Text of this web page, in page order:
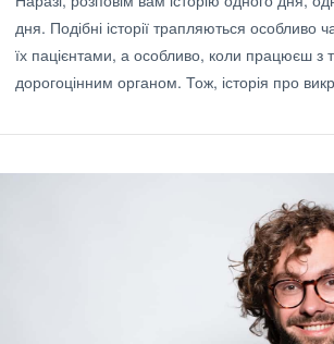
ПЕРЕГЛЯНУТИ ПОСТ
дня. Подібні історії трапляються особливо
їх пацієнтами, а особливо, коли працюєш з
дорогоцінним органом. Тож, історія про